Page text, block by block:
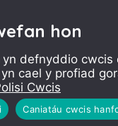
hon
defnyddio cwcis
cael y profiad
Cwcis
Caniatáu cwcis